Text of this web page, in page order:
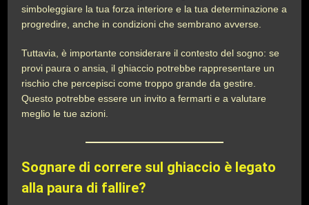
simboleggiare la tua forza interiore e la tua determinazione a
progredire, anche in condizioni che sembrano avverse.
Tuttavia, è importante considerare il contesto del sogno: se
provi paura o ansia, il ghiaccio potrebbe rappresentare un
rischio che percepisci come troppo grande da gestire.
Questo potrebbe essere un invito a fermarti e a valutare
meglio le tue azioni.
Sognare di correre sul ghiaccio è legato
alla paura di fallire?